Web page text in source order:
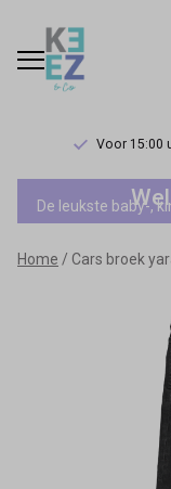
Voor 15:00
Cars
broek
yara
De leukste baby-,
Home Cars broek